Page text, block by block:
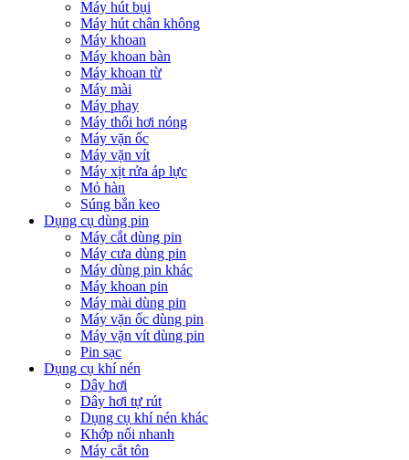
Máy hút bụi
Máy hút chân không
Máy khoan
Máy khoan bàn
Máy khoan từ
Máy mài
Máy phay
Máy thổi hơi nóng
Máy vặn ốc
Máy vặn vít
Máy xịt rửa áp lực
Mỏ hàn
Súng bắn keo
Dụng cụ dùng pin
Máy cắt dùng pin
Máy cưa dùng pin
Máy dùng pin khác
Máy khoan pin
Máy mài dùng pin
Máy vặn ốc dùng pin
Máy vặn vít dùng pin
Pin sạc
Dụng cụ khí nén
Dây hơi
Dây hơi tự rút
Dụng cụ khí nén khác
Khớp nối nhanh
Máy cắt tôn